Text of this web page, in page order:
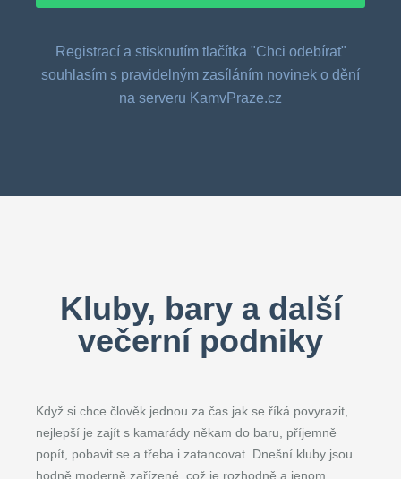
Registrací a stisknutím tlačítka "Chci odebírat"
souhlasím s pravidelným zasíláním novinek o dění
na serveru KamvPraze.cz
Kluby, bary a další
večerní podniky
Když si chce člověk jednou za čas jak se říká povyrazit,
nejlepší je zajít s kamarády někam do baru, příjemně
popít, pobavit se a třeba i zatancovat. Dnešní kluby jsou
hodně moderně zařízené, což je rozhodně a jenom